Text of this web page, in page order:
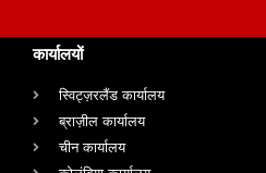
कार्यालयों
स्विट्ज़रलैंड कार्यालय
ब्राज़ील कार्यालय
चीन कार्यालय